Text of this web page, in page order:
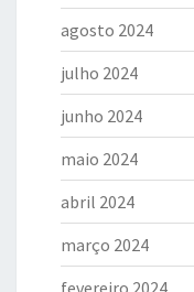
agosto 2024
julho 2024
junho 2024
maio 2024
abril 2024
março 2024
fevereiro 2024